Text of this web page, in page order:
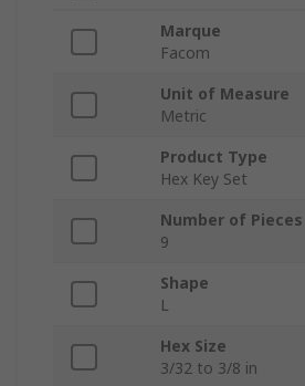
Marque
Facom
Unit of Measure
Metric
Product Type
Hex Key Set
Number of Pieces
9
Shape
L
Hex Size
3/32 to 3/8 in